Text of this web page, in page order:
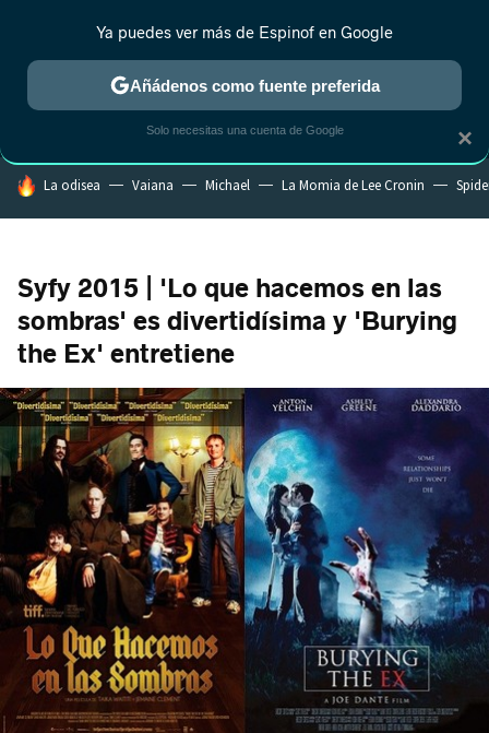
MENÚ NUEVO
ESTRENOS REALITY ANIME RANKINGS CINE
HOY SE HABLA DE
La odisea Vaiana Michael La Momia de Lee Cronin
Syfy 2015 | 'Lo que hacemos en las
sombras' es divertidísima y 'Burying
the Ex' entretiene
×
Ya puedes ver más de Espinof en Google
Añádenos como fuente preferida
Solo necesitas una cuenta de Google